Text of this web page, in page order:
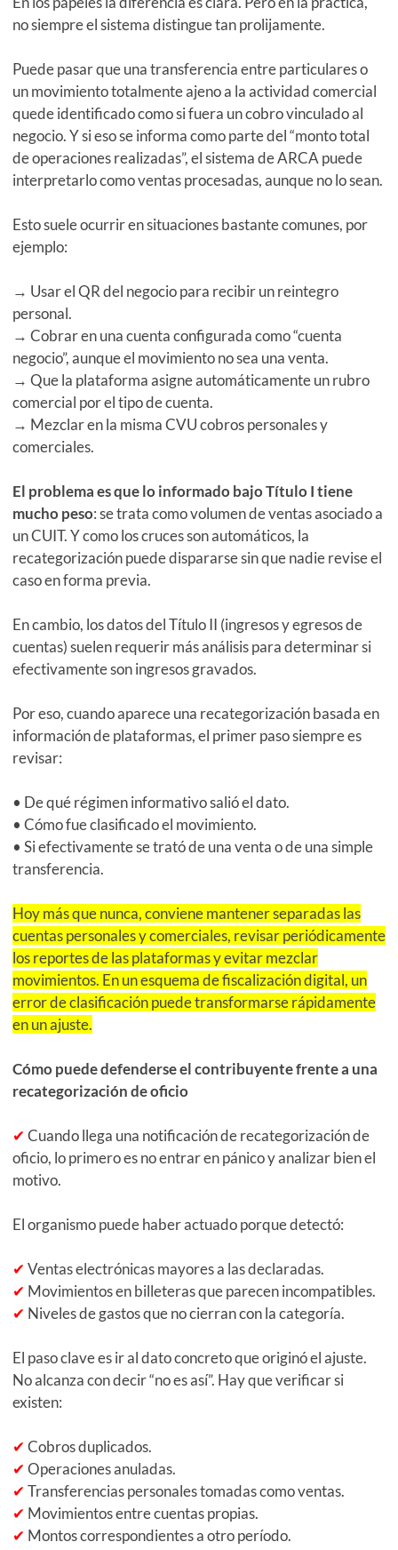
no siempre el sistema distingue tan prolijamente.
Puede pasar que una transferencia entre particulares o
un movimiento totalmente ajeno a la actividad comercial
quede identificado como si fuera un cobro vinculado al
negocio. Y si eso se informa como parte del “monto total
de operaciones realizadas”, el sistema de ARCA puede
interpretarlo como ventas procesadas, aunque no lo sean.
Esto suele ocurrir en situaciones bastante comunes, por
ejemplo:
→ Usar el QR del negocio para recibir un reintegro
personal.
→ Cobrar en una cuenta configurada como “cuenta
negocio”, aunque el movimiento no sea una venta.
→ Que la plataforma asigne automáticamente un rubro
comercial por el tipo de cuenta.
→ Mezclar en la misma CVU cobros personales y
comerciales.
El problema es que lo informado bajo Título I tiene
mucho peso: se trata como volumen de ventas asociado a
un CUIT. Y como los cruces son automáticos, la
recategorización puede dispararse sin que nadie revise el
caso en forma previa.
En cambio, los datos del Título II (ingresos y egresos de
cuentas) suelen requerir más análisis para determinar si
efectivamente son ingresos gravados.
Por eso, cuando aparece una recategorización basada en
información de plataformas, el primer paso siempre es
revisar:
• De qué régimen informativo salió el dato.
• Cómo fue clasificado el movimiento.
• Si efectivamente se trató de una venta o de una simple
transferencia.
Hoy más que nunca, conviene mantener separadas las
cuentas personales y comerciales, revisar periódicamente
los reportes de las plataformas y evitar mezclar
movimientos. En un esquema de fiscalización digital, un
error de clasificación puede transformarse rápidamente
en un ajuste.
Cómo puede defenderse el contribuyente frente a una
recategorización de oficio
✔Cuando llega una notificación de recategorización de
oficio, lo primero es no entrar en pánico y analizar bien el
motivo.
El organismo puede haber actuado porque detectó:
✔Ventas electrónicas mayores a las declaradas.
✔ Movimientos en billeteras que parecen incompatibles.
✔ Niveles de gastos que no cierran con la categoría.
El paso clave es ir al dato concreto que originó el ajuste.
No alcanza con decir “no es así”. Hay que verificar si
existen:
✔Cobros duplicados.
✔Operaciones anuladas.
✔Transferencias personales tomadas como ventas.
✔ Movimientos entre cuentas propias.
✔ Montos correspondientes a otro período.